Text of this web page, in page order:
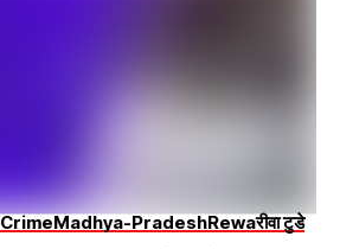
CrimeMadhya-PradeshRewaरीवा टुडे